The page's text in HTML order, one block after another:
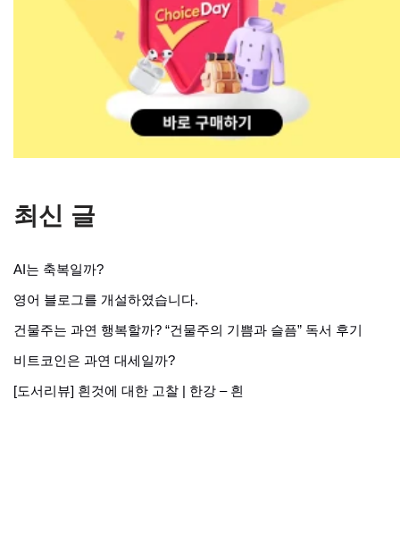
최신 글
AI는 축복일까?
영어 블로그를 개설하였습니다.
건물주는 과연 행복할까? “건물주의 기쁨과 슬픔” 독서 후기
비트코인은 과연 대세일까?
[도서리뷰] 흰것에 대한 고찰 | 한강 – 흰